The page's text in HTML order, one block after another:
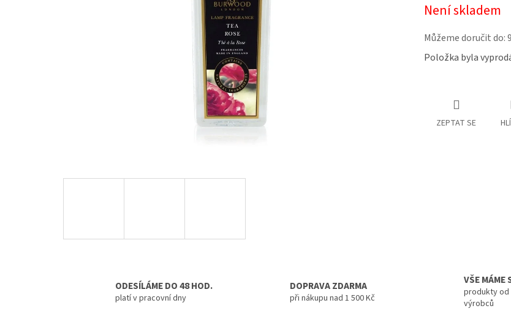
cena:
Není skladem
Můžeme doručit do:
Položka byla
ZEPTAT SE
ODESÍLÁME DO 48 HOD.
platí v pracovní dny
DOPRAVA ZDARMA
při nákupu nad 1 500 Kč
VŠE MÁME
produkty od
výrobců